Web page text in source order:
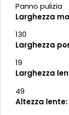
Panno pulizia
Larghezza
130
Larghezza
19
Larghezza
49
Altezza lente: